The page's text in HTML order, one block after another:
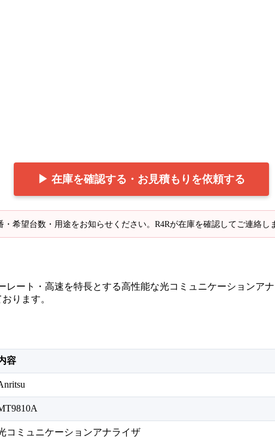
▶ 在庫を確認する・お見積もりを依頼する
・希望台数・用途をお知らせください。R4Rが在庫を確認してご連絡し
ート・高速を特長とする高性能な光コミュニケーションア
ります。
容
コミュニケーションアナライザ